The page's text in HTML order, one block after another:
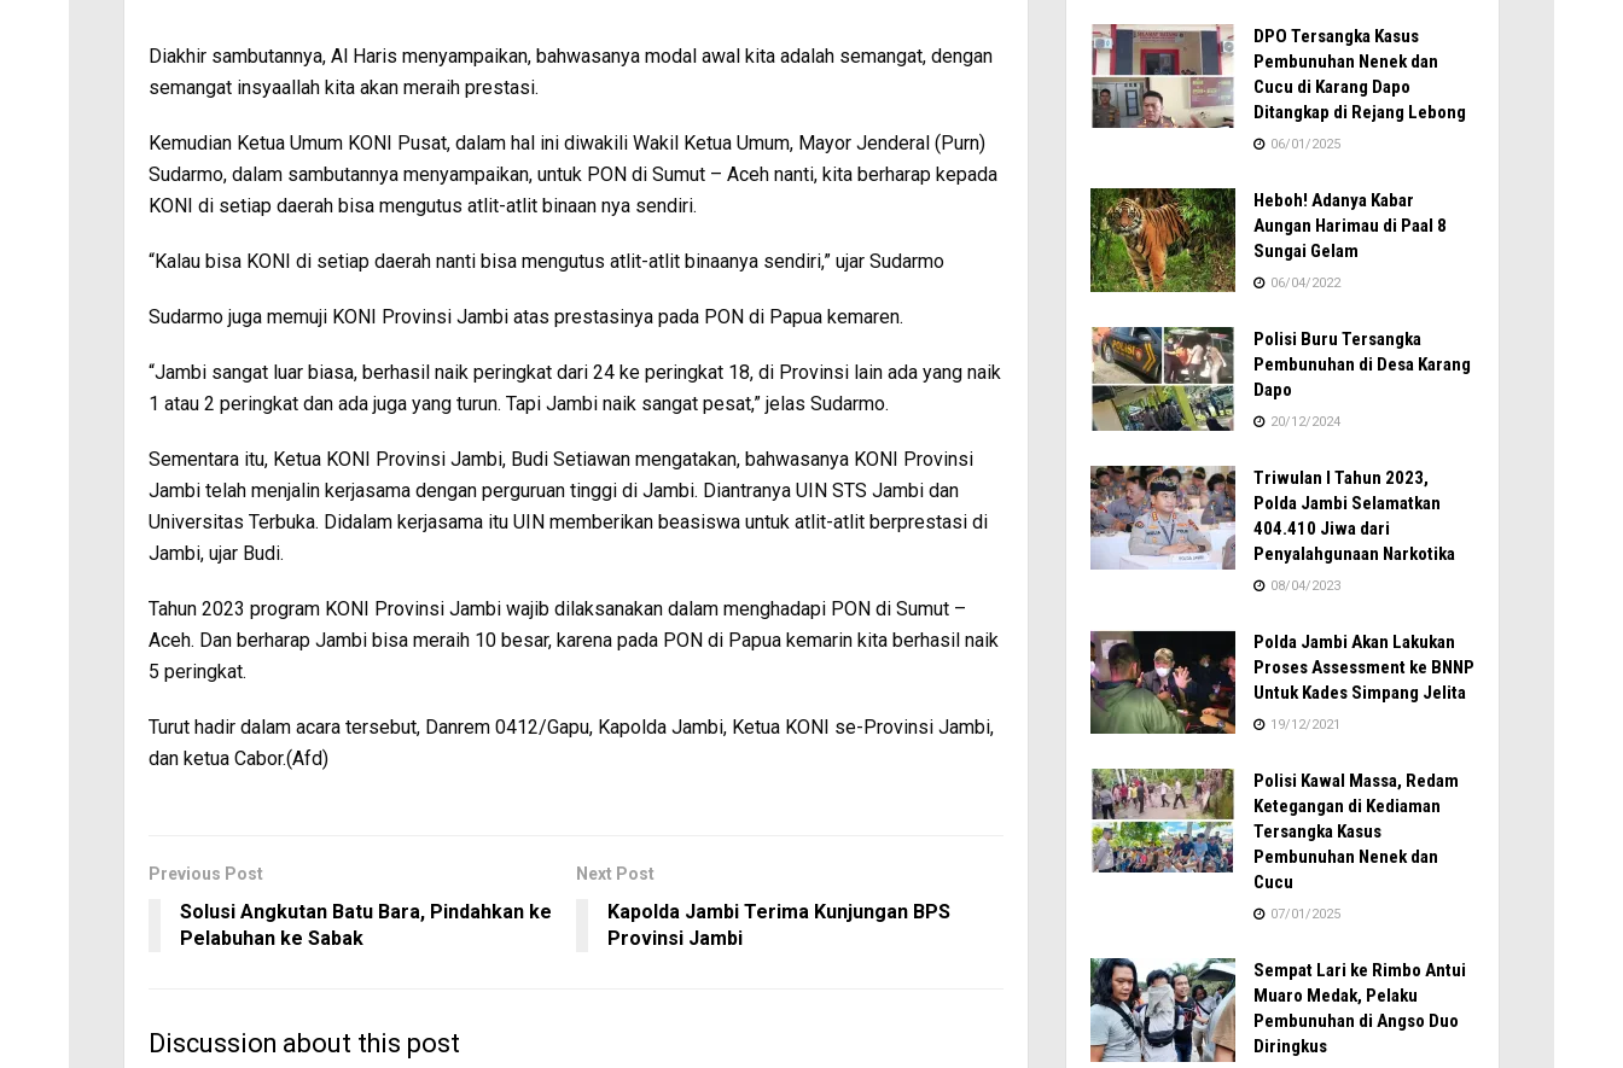
Diakhir sambutannya, Al Haris menyampaikan, bahwasanya modal awal kita adalah semangat, dengan
semangat insyaallah kita akan meraih prestasi.
Kemudian Ketua Umum KONI Pusat, dalam hal ini diwakili Wakil Ketua Umum, Mayor Jenderal (Purn)
Sudarmo, dalam sambutannya menyampaikan, untuk PON di Sumut – Aceh nanti, kita berharap kepada
KONI di setiap daerah bisa mengutus atlit-atlit binaan nya sendiri.
“Kalau bisa KONI di setiap daerah nanti bisa mengutus atlit-atlit binaanya sendiri,” ujar Sudarmo
Sudarmo juga memuji KONI Provinsi Jambi atas prestasinya pada PON di Papua kemaren.
“Jambi sangat luar biasa, berhasil naik peringkat dari 24 ke peringkat 18, di Provinsi lain ada yang naik
1 atau 2 peringkat dan ada juga yang turun. Tapi Jambi naik sangat pesat,” jelas Sudarmo.
Sementara itu, Ketua KONI Provinsi Jambi, Budi Setiawan mengatakan, bahwasanya KONI Provinsi
Jambi telah menjalin kerjasama dengan perguruan tinggi di Jambi. Diantranya UIN STS Jambi dan
Universitas Terbuka. Didalam kerjasama itu UIN memberikan beasiswa untuk atlit-atlit berprestasi di
Jambi, ujar Budi.
Tahun 2023 program KONI Provinsi Jambi wajib dilaksanakan dalam menghadapi PON di Sumut –
Aceh. Dan berharap Jambi bisa meraih 10 besar, karena pada PON di Papua kemarin kita berhasil naik
5 peringkat.
Turut hadir dalam acara tersebut, Danrem 0412/Gapu, Kapolda Jambi, Ketua KONI se-Provinsi Jambi,
dan ketua Cabor.(Afd)
Previous Post
Solusi Angkutan Batu Bara, Pindahkan ke
Pelabuhan ke Sabak
Next Post
Kapolda Jambi Terima Kunjungan BPS
Provinsi Jambi
Discussion about this post
DPO Tersangka Kasus
Pembunuhan Nenek dan
Cucu di Karang Dapo
Ditangkap di Rejang Lebong
06/01/2025
Heboh! Adanya Kabar
Aungan Harimau di Paal 8
Sungai Gelam
06/04/2022
Polisi Buru Tersangka
Pembunuhan di Desa Karang
Dapo
20/12/2024
Triwulan I Tahun 2023,
Polda Jambi Selamatkan
404.410 Jiwa dari
Penyalahgunaan Narkotika
08/04/2023
Polda Jambi Akan Lakukan
Proses Assessment ke BNNP
Untuk Kades Simpang Jelita
19/12/2021
Polisi Kawal Massa, Redam
Ketegangan di Kediaman
Tersangka Kasus
Pembunuhan Nenek dan
Cucu
07/01/2025
Sempat Lari ke Rimbo Antui
Muaro Medak, Pelaku
Pembunuhan di Angso Duo
Diringkus